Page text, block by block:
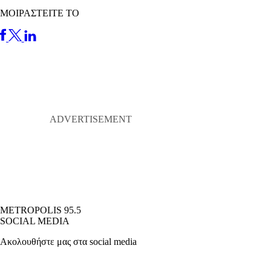
ΜΟΙΡΑΣΤΕΙΤΕ ΤΟ
METROPOLIS 95.5
SOCIAL MEDIA
Ακολουθήστε μας στα social media